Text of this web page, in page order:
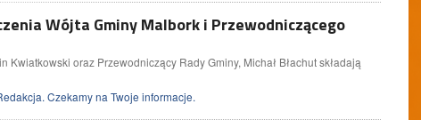
Wójta Gminy Malbork i Przewodniczącego
Kwiatkowski oraz Przewodniczący Rady Gminy, Michał Błachut składają
Czekamy na Twoje informacje.